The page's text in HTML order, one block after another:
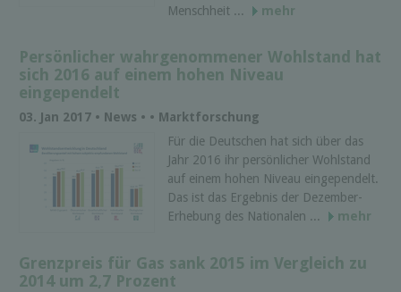
Menschheit ...
mehr
Persönlicher wahrgenommener Wohlstand hat
sich 2016 auf einem hohen Niveau
eingependelt
03. Jan 2017 • News • • Marktforschung
Für die Deutschen hat sich über das
Jahr 2016 ihr persönlicher Wohlstand
auf einem hohen Niveau eingependelt.
Das ist das Ergebnis der Dezember-
Erhebung des Nationalen ...
mehr
Grenzpreis für Gas sank 2015 im Vergleich zu
2014 um 2,7 Prozent